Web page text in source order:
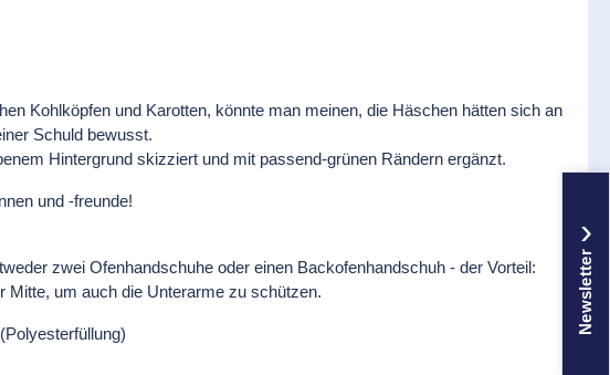
Kohlköpfen und Karotten, könnte man meinen, die Häschen hätten sich an
Schuld bewusst.
Hintergrund skizziert und mit passend-grünen Rändern ergänzt.
und -freunde!
zwei Ofenhandschuhe oder einen Backofenhandschuh - der Vorteil:
Mitte, um auch die Unterarme zu schützen.
›
Newsletter